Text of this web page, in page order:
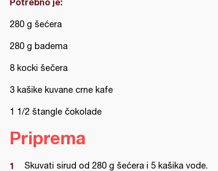
280 g šećera
280 g badema
8 kocki šečera
3 kašike kuvane crne kafe
1 1/2 štangle čokolade
Priprema
Skuvati sirud od 280 g šećera i 5 kašika vode.